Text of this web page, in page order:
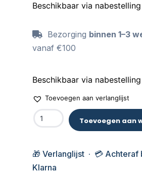
Beschikbaar via nabestelling
Bezorging binnen 1–3
vanaf €100
Beschikbaar via nabestelling
Toevoegen aan verlanglijst
Toevoegen aan
🎁 Verlanglijst · 💳 Achteraf
Klarna